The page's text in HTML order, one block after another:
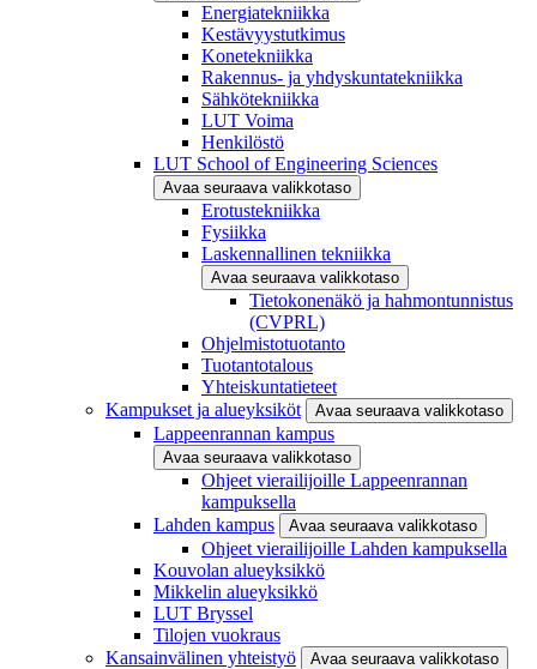
Energiatekniikka
Kestävyystutkimus
Konetekniikka
Rakennus- ja yhdyskuntatekniikka
Sähkötekniikka
LUT Voima
Henkilöstö
LUT School of Engineering Sciences
Avaa seuraava valikkotaso
Erotustekniikka
Fysiikka
Laskennallinen tekniikka
Avaa seuraava valikkotaso
Tietokonenäkö ja hahmontunnistus
(CVPRL)
Ohjelmistotuotanto
Tuotantotalous
Yhteiskuntatieteet
Kampukset ja alueyksiköt
Avaa seuraava valikkotaso
Lappeenrannan kampus
Avaa seuraava valikkotaso
Ohjeet vierailijoille Lappeenrannan
kampuksella
Lahden kampus
Avaa seuraava valikkotaso
Ohjeet vierailijoille Lahden kampuksella
Kouvolan alueyksikkö
Mikkelin alueyksikkö
LUT Bryssel
Tilojen vuokraus
Kansainvälinen yhteistyö
Avaa seuraava valikkotaso